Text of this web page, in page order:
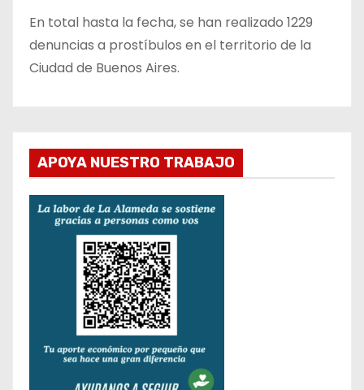
En total hasta la fecha, se han realizado 1229
denuncias a prostíbulos en el territorio de la
Ciudad de Buenos Aires.
APOYA NUESTRO TRABAJO